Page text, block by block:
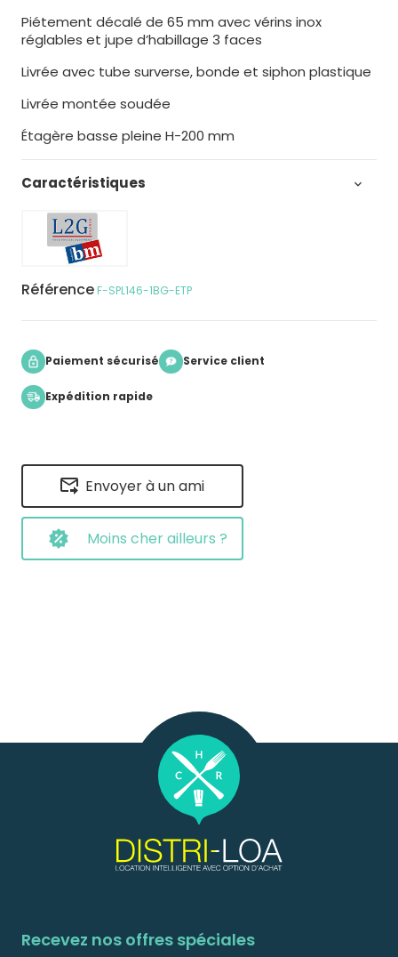
Envoyer à un ami
Moins cher ailleurs ?
Piétement décalé de 65 mm avec vérins inox
réglables et jupe d’habillage 3 faces
Livrée avec tube surverse, bonde et siphon plastique
Livrée montée soudée
Étagère basse pleine H-200 mm
Caractéristiques 
Référence F-SPL146-1BG-ETP
Paiement sécurisé Service client
Expédition rapide
Recevez nos offres spéciales